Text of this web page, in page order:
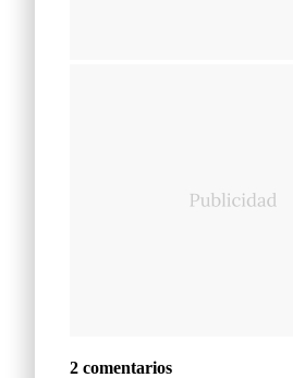
2 comentarios